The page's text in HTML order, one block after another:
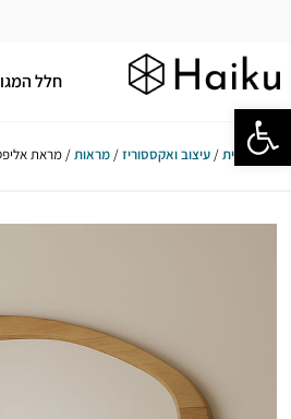
פתח סרגל נגישות
חלל
עמוד הבית/ עיצוב ואקססוריז/ מראות/ מראת אליפסה